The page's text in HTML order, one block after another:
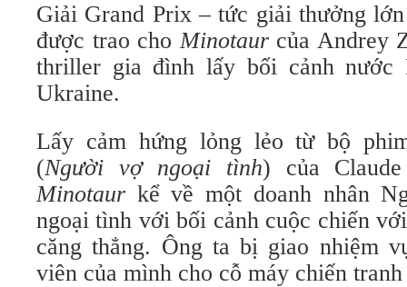
Giải Grand Prix – tức giải thưởng
được trao choMinotaurcủa Andrey
thriller gia đình lấy bối cảnh nước
Ukraine.
Lấy cảm hứng lỏng lẻo từ bộ
(Người vợ ngoại tình) của
Minotaur kể về một doanh nhân
ngoại tình với bối cảnh cuộc chiến
căng thẳng. Ông ta bị giao nhiệm
viên của mình cho cỗ máy chiến